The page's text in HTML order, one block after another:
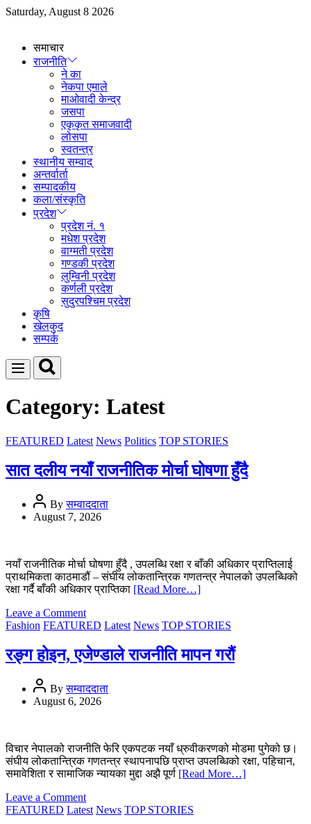
Skip
Saturday, August 8 2026
समाचार
राजनीति
ने का
नेकपा एमाले
माओवादी केन्द्र
जसपा
एकृकृत समाजवादी
लोसपा
स्वतन्त्र
स्थानीय सम्वाद्
अन्तर्वार्ता
सम्पादकीय
कला/संस्कृति
प्रदेश
प्रदेश नं. १
मधेश प्रदेश
वाग्मती प्रदेश
गण्डकी प्रदेश
लुम्विनी प्रदेश
कर्णली प्रदेश
सुदुरपश्चिम प्रदेश
कृषि
खेलकुद
सम्पर्क
Menu Search
Category: Latest
FEATURED Latest News Politics TOP STORIES
सात दलीय नयाँ राजनीतिक मोर्चा घोषणा हुँदै
Byसम्वाददाता
August 7, 2026
नयाँ राजनीतिक मोर्चा घोषणा हुँदै , उपलब्धि रक्षा र बाँकी अधिकार प्राप्तिलाई
प्राथमिकता काठमाडौं – संघीय लोकतान्त्रिक गणतन्त्र नेपालको उपलब्धिको
रक्षा गर्दै बाँकी अधिकार प्राप्तिका [Read More…]
Leave a Commenton
सात
नयाँ
राजनीतिक
घोषणा
हुँदै
Fashion FEATURED Latest News TOP STORIES
रङ्ग होइन, एजेण्डाले राजनीति मापन गरौं
Byसम्वाददाता
August 6, 2026
विचार नेपालको राजनीति फेरि एकपटक नयाँ ध्रुवीकरणको मोडमा पुगेको छ।
संघीय लोकतान्त्रिक गणतन्त्र स्थापनापछि प्राप्त उपलब्धिको रक्षा, पहिचान,
समावेशिता र सामाजिक न्यायका मुद्दा अझै पूर्ण [Read More…]
Leave a Commenton
रङ्ग
FEATURED Latest News TOP STORIES